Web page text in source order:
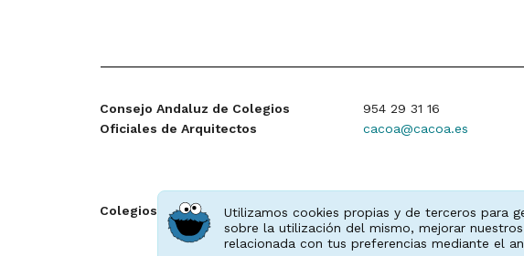
Consejo Andaluz de Colegios
Oficiales de Arquitectos
954 29 31 16
cacoa@cacoa.es
Colegios provinciales Almería ,Cádiz,
Utilizamos cookies propias y de terceros para
sobre la utilización del mismo, mejorar
relacionada con tus preferencias mediante el